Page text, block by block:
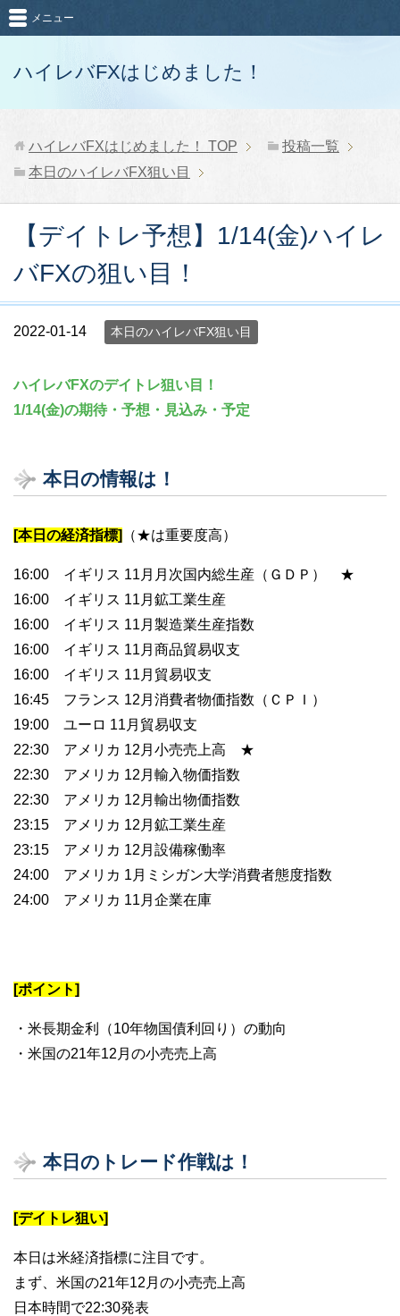
ハイレバFXはじめました！
メニュー
ハイレバFXはじめました！ TOP
投稿一覧
本日のハイレバFX狙い目
【デイトレ予想】1/14(金)ハイレ
バFXの狙い目！
2022-01-14 本日のハイレバFX狙い目
ハイレバFXのデイトレ狙い目！
1/14(金)の期待・予想・見込み・予定
本日の情報は！
[本日の経済指標] （★は重要度高）
16:00 イギリス 11月月次国内総生産（ＧＤＰ） ★
16:00 イギリス 11月鉱工業生産
16:00 イギリス 11月製造業生産指数
16:00 イギリス 11月商品貿易収支
16:00 イギリス 11月貿易収支
16:45 フランス 12月消費者物価指数（ＣＰＩ）
19:00 ユーロ 11月貿易収支
22:30 アメリカ 12月小売売上高 ★
22:30 アメリカ 12月輸入物価指数
22:30 アメリカ 12月輸出物価指数
23:15 アメリカ 12月鉱工業生産
23:15 アメリカ 12月設備稼働率
24:00 アメリカ 1月ミシガン大学消費者態度指数
24:00 アメリカ 11月企業在庫
[ポイント]
・米長期金利（10年物国債利回り）の動向
・米国の21年12月の小売売上高
本日のトレード作戦は！
[デイトレ狙い]
本日は米経済指標に注目です。
まず、米国の21年12月の小売売上高
日本時間で22:30発表